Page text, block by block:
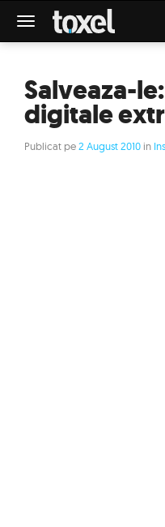
Meniu
Salveaza-
digitale
Publicat pe2 August 2010 in